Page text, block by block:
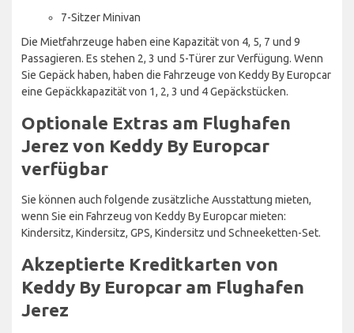
7-Sitzer Minivan
Die Mietfahrzeuge haben eine Kapazität von 4, 5, 7 und 9
Passagieren. Es stehen 2, 3 und 5-Türer zur Verfügung. Wenn
Sie Gepäck haben, haben die Fahrzeuge von Keddy By Europcar
eine Gepäckkapazität von 1, 2, 3 und 4 Gepäckstücken.
Optionale Extras am Flughafen
Jerez von Keddy By Europcar
verfügbar
Sie können auch folgende zusätzliche Ausstattung mieten,
wenn Sie ein Fahrzeug von Keddy By Europcar mieten:
Kindersitz, Kindersitz, GPS, Kindersitz und Schneeketten-Set.
Akzeptierte Kreditkarten von
Keddy By Europcar am Flughafen
Jerez